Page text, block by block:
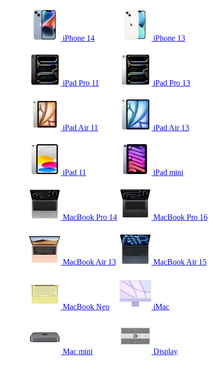
iPhone 14 iPhone 13
iPad Pro 11 iPad Pro 13
iPad Air 11 iPad Air 13
iPad 11 iPad mini
MacBook Pro 14 MacBook Pro 16
MacBook Air 13 MacBook Air 15
MacBook Neo iMac
Mac mini Display